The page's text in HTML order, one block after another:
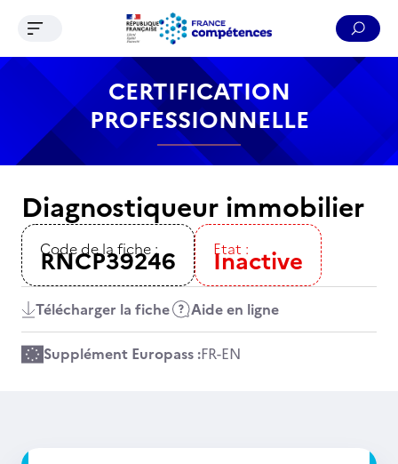
Contenu Recherche Menu Pied de page
Ouvrir le menu de navigation
CERTIFICATION
PROFESSIONNELLE
Diagnostiqueur immobilier
Code de la fiche :
RNCP39246 Etat :
Inactive
Télécharger la fiche Aide en ligne
Supplément Europass :FR-EN